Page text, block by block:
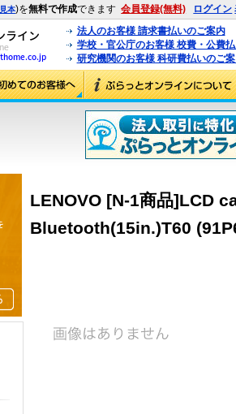
見本)を無料で作成できます 会員登録(無料) ログイン
法人のお客様 請求書払いのご案内
学校・官公庁のお客様 校費・公費
研究機関のお客様 科研費払いのご
LENOVO [N-1商品]LCD
Bluetooth(15in.)T60